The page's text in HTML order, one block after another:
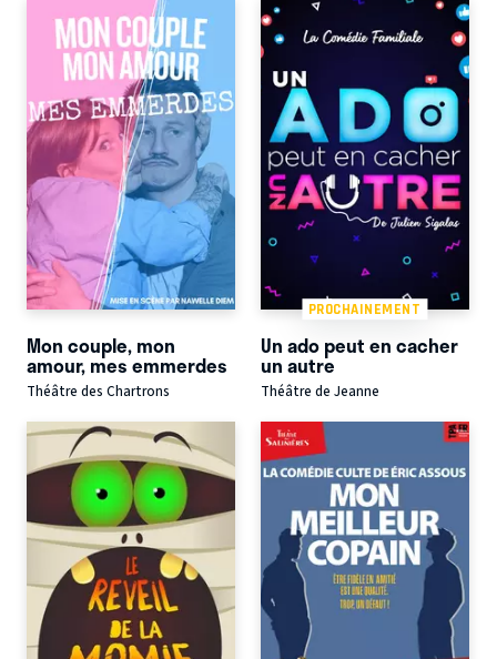
Mon couple, mon
amour, mes emmerdes
Théâtre des Chartrons
PROCHAINEMENT
Un ado peut en cacher
un autre
Théâtre de Jeanne